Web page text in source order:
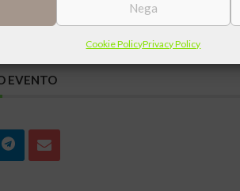
Nega
Cookie PolicyPrivacy Policy
EVENTO